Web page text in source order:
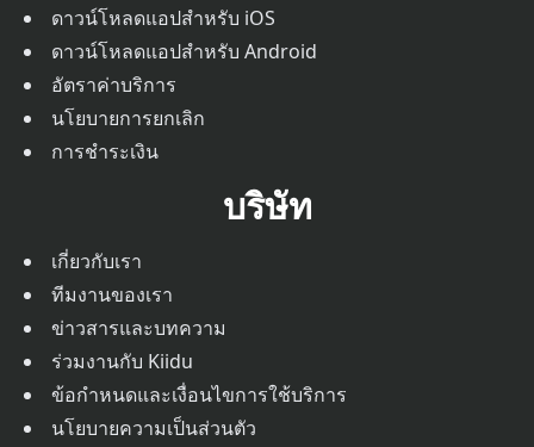
ดาวน์โหลดแอปสำหรับ iOS
ดาวน์โหลดแอปสำหรับ Android
อัตราค่าบริการ
นโยบายการยกเลิก
การชำระเงิน
บริษัท
เกี่ยวกับเรา
ทีมงานของเรา
ข่าวสารและบทความ
ร่วมงานกับ Kiidu
ข้อกำหนดและเงื่อนไขการใช้บริการ
นโยบายความเป็นส่วนตัว